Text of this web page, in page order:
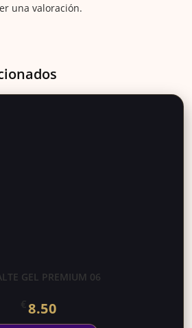
una valoración.
GEL PREMIUM 06
8.50